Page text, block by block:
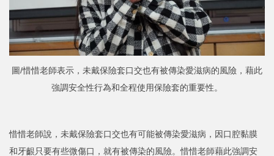
圖/惜惜老師表示，未戴保險套口交也有被傳染愛滋病的風險，藉此
強調安全性行為和全程使用保險套的重要性。
惜惜老師說，未戴保險套口交也有可能被傳染愛滋病，因口腔黏膜
和牙齦只要有些微傷口，就有被傳染的風險。惜惜老師藉此強調安